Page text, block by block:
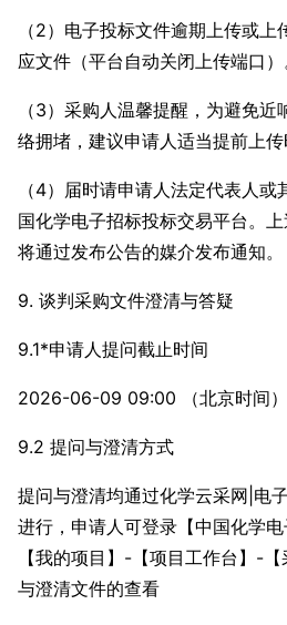
（2）电子投标文件逾期上传或
应文件（平台自动关闭上传端口）
（3）采购人温馨提醒，为避免
络拥堵，建议申请人适当提前上传
（4）届时请申请人法定代表人
国化学电子招标投标交易平台。
将通过发布公告的媒介发布通知。
9. 谈判采购文件澄清与答疑
9.1*申请人提问截止时间
2026-06-09 09:00 （北京时间）
9.2 提问与澄清方式
提问与澄清均通过化学云采网|电
进行，申请人可登录【中国化学
【我的项目】-【项目工作台】-
与澄清文件的查看